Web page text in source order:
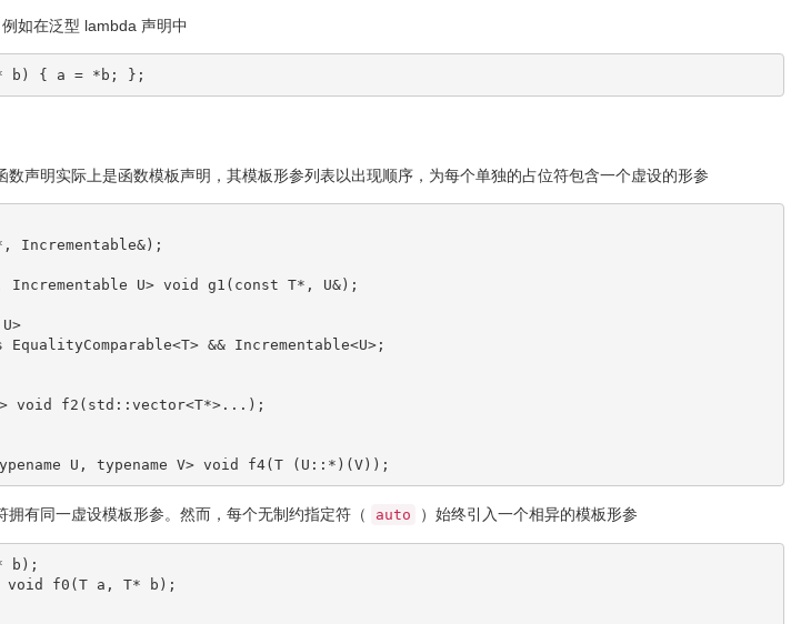
如在泛型 lambda 声明中
b ) { a = * b ; } ;
声明实际上是函数模板声明，其模板形参列表以出现顺序，为每个单独的占位符包含一个虚设的形参
, Incrementable&) ;
Incrementable U> void g1(const T*, U&);
&& Incrementable<U>;
void f2(std::vector<T*>...);
U, typename V> void f4(T (U::*)(V));
有同一虚设模板形参。然而，每个无制约指定符（ auto ）始终引入一个相异的模板形参
b ) ;
void f0(T a, T* b);